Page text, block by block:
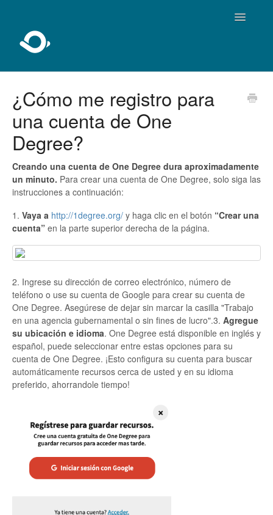
Toggle
Sobre One Degree
Para profesionales
Desarrolladores
¿Cómo me registro para
una cuenta de One
Degree?
Creando una cuenta de One Degree dura aproximadamente
un minuto. Para crear una cuenta de One Degree, solo siga las
instrucciones a continuación:
1. Vaya a http://1degree.org/ y haga clic en el botón “Crear una
cuenta” en la parte superior derecha de la página.
2. Ingrese su dirección de correo electrónico, número de
teléfono o use su cuenta de Google para crear su cuenta de
One Degree. Asegúrese de dejar sin marcar la casilla "Trabajo
en una agencia gubernamental o sin fines de lucro".3. Agregue
su ubicación e idioma. One Degree está disponible en inglés y
español, puede seleccionar entre estas opciones para su
cuenta de One Degree. ¡Esto configura su cuenta para buscar
automáticamente recursos cerca de usted y en su idioma
preferido, ahorrandole tiempo!